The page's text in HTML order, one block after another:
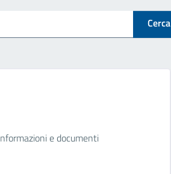
Cerca
e documenti